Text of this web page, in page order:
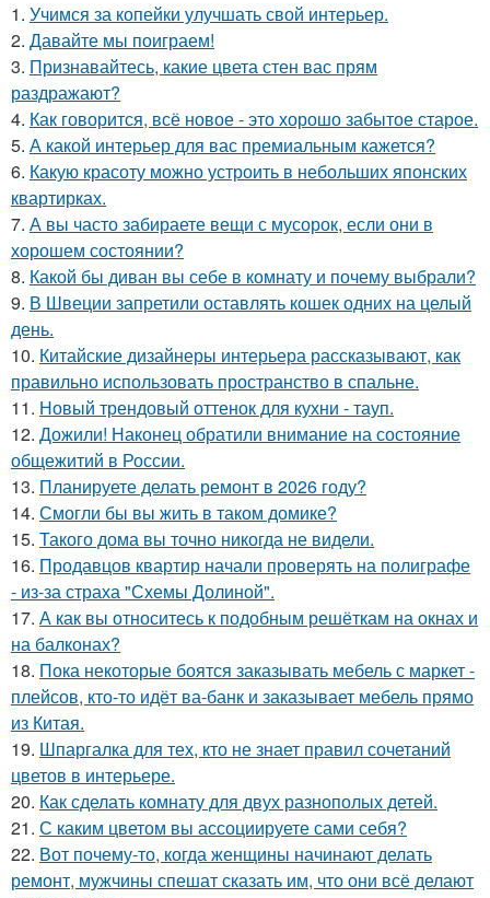
1. Учимся за копейки улучшать свой интерьер.
2. Давайте мы поиграем!
3. Признавайтесь, какие цвета стен вас прям
раздражают?
4. Как говорится, всё новое - это хорошо забытое старое.
5. А какой интерьер для вас премиальным кажется?
6. Какую красоту можно устроить в небольших японских
квартирках.
7. А вы часто забираете вещи с мусорок, если они в
хорошем состоянии?
8. Какой бы диван вы себе в комнату и почему выбрали?
9. В Швеции запретили оставлять кошек одних на целый
день.
10. Китайские дизайнеры интерьера рассказывают, как
правильно использовать пространство в спальне.
11. Новый трендовый оттенок для кухни - тауп.
12. Дожили! Наконец обратили внимание на состояние
общежитий в России.
13. Планируете делать ремонт в 2026 году?
14. Смогли бы вы жить в таком домике?
15. Такого дома вы точно никогда не видели.
16. Продавцов квартир начали проверять на полиграфе
- из-за страха "Схемы Долиной".
17. А как вы относитесь к подобным решёткам на окнах и
на балконах?
18. Пока некоторые боятся заказывать мебель с маркет -
плейсов, кто-то идёт ва-банк и заказывает мебель прямо
из Китая.
19. Шпаргалка для тех, кто не знает правил сочетаний
цветов в интерьере.
20. Как сделать комнату для двух разнополых детей.
21. С каким цветом вы ассоциируете сами себя?
22. Вот почему-то, когда женщины начинают делать
ремонт, мужчины спешат сказать им, что они всё делают